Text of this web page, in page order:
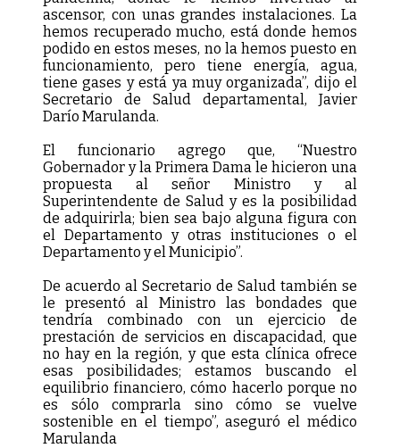
ascensor, con unas grandes instalaciones. La
hemos recuperado mucho, está donde hemos
podido en estos meses, no la hemos puesto en
funcionamiento, pero tiene energía, agua,
tiene gases y está ya muy organizada”, dijo el
Secretario de Salud departamental, Javier
Darío Marulanda.
El funcionario agrego que, “Nuestro
Gobernador y la Primera Dama le hicieron una
propuesta al señor Ministro y al
Superintendente de Salud y es la posibilidad
de adquirirla; bien sea bajo alguna figura con
el Departamento y otras instituciones o el
Departamento y el Municipio”.
De acuerdo al Secretario de Salud también se
le presentó al Ministro las bondades que
tendría combinado con un ejercicio de
prestación de servicios en discapacidad, que
no hay en la región, y que esta clínica ofrece
esas posibilidades; estamos buscando el
equilibrio financiero, cómo hacerlo porque no
es sólo comprarla sino cómo se vuelve
sostenible en el tiempo”, aseguró el médico
Marulanda